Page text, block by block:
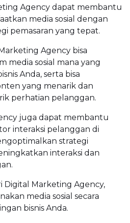
Agency dapat membantu
media sosial dengan
pemasaran yang tepat.
Agency bisa
media sosial mana yang
Anda, serta bisa
yang menarik dan
perhatian pelanggan.
juga dapat membantu
interaksi pelanggan di
strategi
interaksi dan
Digital Marketing Agency,
media sosial secara
bisnis Anda.